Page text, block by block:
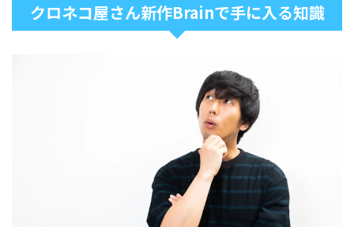
クロネコ屋さん新作Brainで手に入る知識